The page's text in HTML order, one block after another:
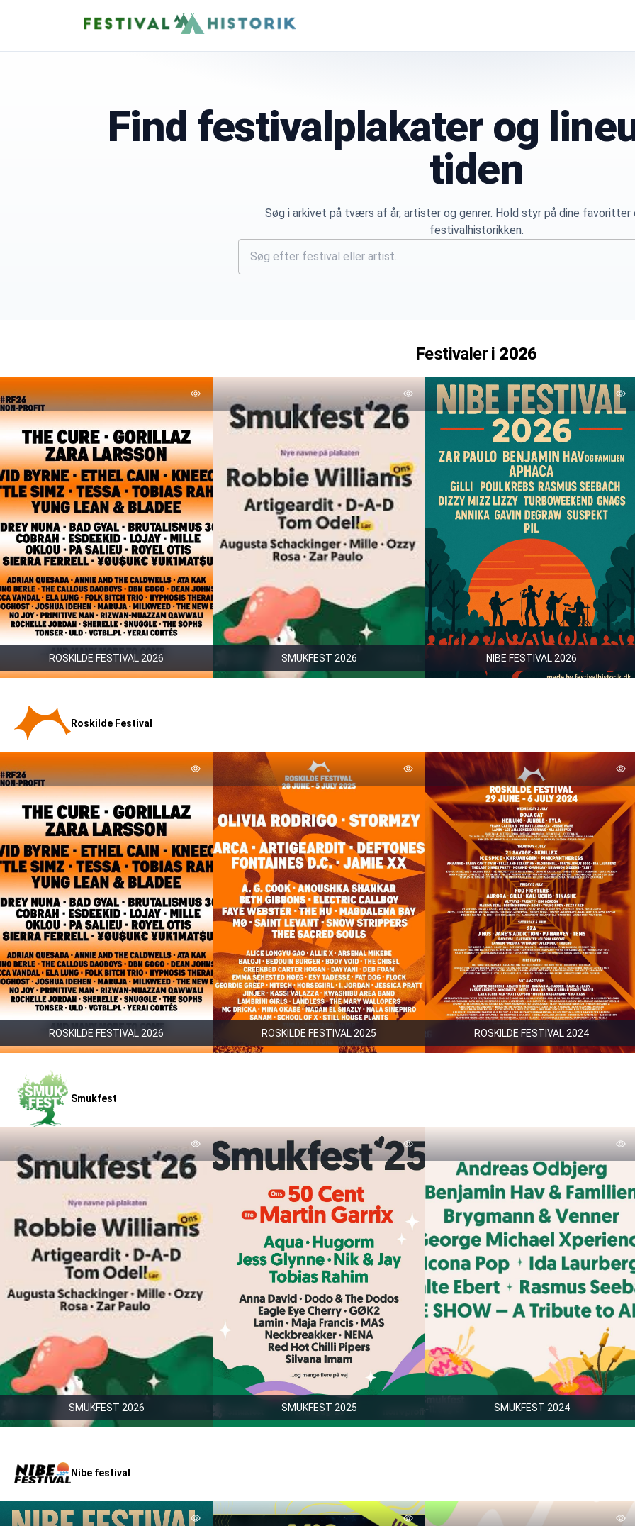
Find festivalplakater og
tiden
Søg i arkivet på tværs af år, artister og genrer. Hold styr på dine favoritter
festivalhistorikken.
Festivaler i 2026
ROSKILDE FESTIVAL 2026 SMUKFEST 2026 NIBE FESTIVAL 2026
Roskilde Festival
ROSKILDE FESTIVAL 2026 ROSKILDE FESTIVAL 2025 ROSKILDE FESTIVAL 2024
Smukfest
SMUKFEST 2026 SMUKFEST 2025 SMUKFEST 2024
Nibe festival